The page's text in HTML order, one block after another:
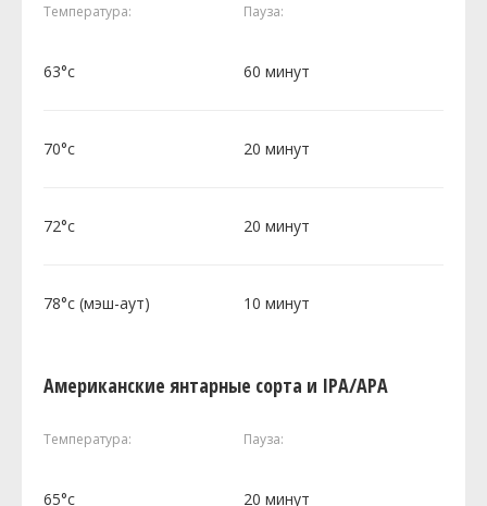
Температура: Пауза:
63°c 60 минут
70°c 20 минут
72°c 20 минут
78°c (мэш-аут) 10 минут
Американские янтарные сорта и IPA/APA
Температура: Пауза:
65°c 20 минут